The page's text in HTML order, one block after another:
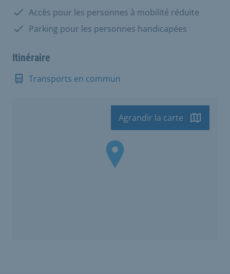
Disponible:
Accès pour les personnes à mobilité réduite
Disponible:
Parking pour les personnes handicapées
Itinéraire
Transports en commun
Agrandir la carte